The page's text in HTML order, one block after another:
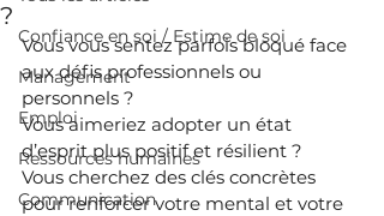
Confiance en soi / Estime de soi
Management
Emploi
Ressources humaines
Communication
?
Vous vous sentez parfois bloqué face
aux défis professionnels ou
personnels ?
Vous aimeriez adopter un état
d’esprit plus positif et résilient ?
Vous cherchez des clés concrètes
pour renforcer votre mental et votre